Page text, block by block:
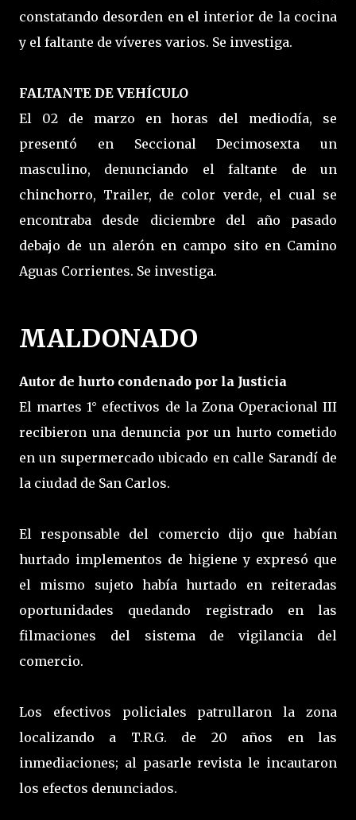
constatando desorden en el interior de la cocina
y el faltante de víveres varios. Se investiga.
FALTANTE DE VEHÍCULO
El 02 de marzo en horas del mediodía, se
presentó en Seccional Decimosexta un
masculino, denunciando el faltante de un
chinchorro, Trailer, de color verde, el cual se
encontraba desde diciembre del año pasado
debajo de un alerón en campo sito en Camino
Aguas Corrientes. Se investiga.
MALDONADO
Autor de hurto condenado por la Justicia
El martes 1° efectivos de la Zona Operacional III
recibieron una denuncia por un hurto cometido
en un supermercado ubicado en calle Sarandí de
la ciudad de San Carlos.
El responsable del comercio dijo que habían
hurtado implementos de higiene y expresó que
el mismo sujeto había hurtado en reiteradas
oportunidades quedando registrado en las
filmaciones del sistema de vigilancia del
comercio.
Los efectivos policiales patrullaron la zona
localizando a T.R.G. de 20 años en las
inmediaciones; al pasarle revista le incautaron
los efectos denunciados.